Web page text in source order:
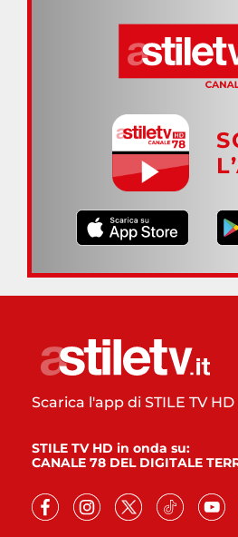
Scarica l'app di STILE TV HD
STILE TV HD in onda su:
CANALE 78 DEL DIGITALE